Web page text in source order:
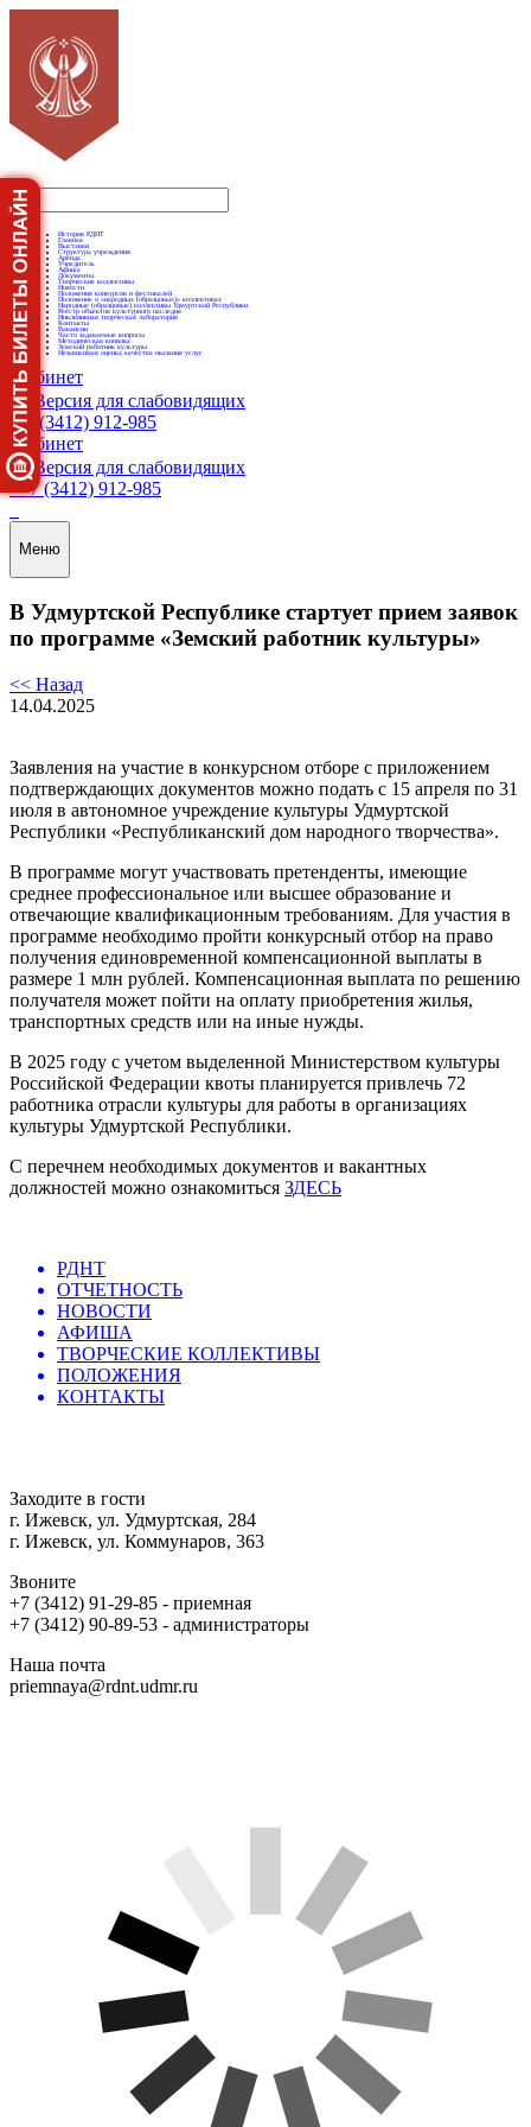
История РДНТ
Главная
Выставки
Структура учреждения
Аренда
Учредитель
Афиша
Документы
Творческие коллективы
Новости
Положения конкурсов и фестивалей
Положение о «народных (образцовых)» коллективах
Народные (образцовые) коллективы Удмуртской Республики
Реестр объектов культурного наследия
Инклюзивная творческая лаборатория
Контакты
Вакансии
Часто задаваемые вопросы
Методическая копилка
Земский работник культуры
Независимая оценка качества оказания услуг
Кабинет
Версия для слабовидящих
+7 (3412) 912-985
Кабинет
Версия для слабовидящих
+7 (3412) 912-985
Меню
В Удмуртской Республике стартует прием заявок
по программе «Земский работник культуры»
<< Назад
14.04.2025
Заявления на участие в конкурсном отборе с приложением
подтверждающих документов можно подать с 15 апреля по 31
июля в автономное учреждение культуры Удмуртской
Республики «Республиканский дом народного творчества».
В программе могут участвовать претенденты, имеющие
среднее профессиональное или высшее образование и
отвечающие квалификационным требованиям. Для участия в
программе необходимо пройти конкурсный отбор на право
получения единовременной компенсационной выплаты в
размере 1 млн рублей. Компенсационная выплата по решению
получателя может пойти на оплату приобретения жилья,
транспортных средств или на иные нужды.
В 2025 году с учетом выделенной Министерством культуры
Российской Федерации квоты планируется привлечь 72
работника отрасли культуры для работы в организациях
культуры Удмуртской Республики.
С перечнем необходимых документов и вакантных
должностей можно ознакомиться ЗДЕСЬ
РДНТ
ОТЧЕТНОСТЬ
НОВОСТИ
АФИША
ТВОРЧЕСКИЕ КОЛЛЕКТИВЫ
ПОЛОЖЕНИЯ
КОНТАКТЫ
Заходите в гости
г. Ижевск, ул. Удмуртская, 284
г. Ижевск, ул. Коммунаров, 363
Звоните
+7 (3412) 91-29-85 - приемная
+7 (3412) 90-89-53 - администраторы
Наша почта
priemnaya@rdnt.udmr.ru